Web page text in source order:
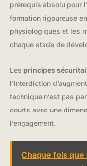
prérequis absolu pour
formation rigoureuse
physiologiques et les
chaque stade de
Les principes
l’interdiction
technique n’est pas
courts avec une
l’engagement.
Chaque fois